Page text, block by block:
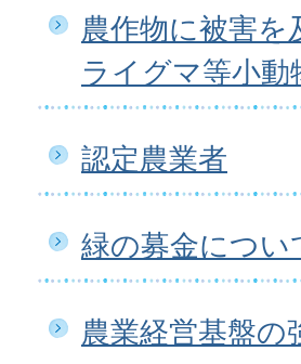
農作物に被害
ライグマ等小
認定農業者
緑の募金につい
農業経営基盤の